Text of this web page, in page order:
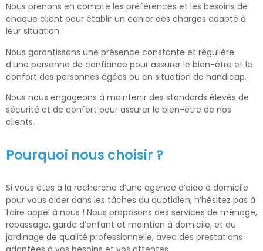
Nous prenons en compte les préférences et les besoins de
chaque client pour établir un cahier des charges adapté à
leur situation.
Nous garantissons une présence constante et régulière
d’une personne de confiance pour assurer le bien-être et le
confort des personnes âgées ou en situation de handicap.
Nous nous engageons à maintenir des standards élevés de
sécurité et de confort pour assurer le bien-être de nos
clients.
Pourquoi nous choisir ?
Si vous êtes à la recherche d’une agence d’aide à domicile
pour vous aider dans les tâches du quotidien, n’hésitez pas à
faire appel à nous ! Nous proposons des services de ménage,
repassage, garde d’enfant et maintien à domicile, et du
jardinage de qualité professionnelle, avec des prestations